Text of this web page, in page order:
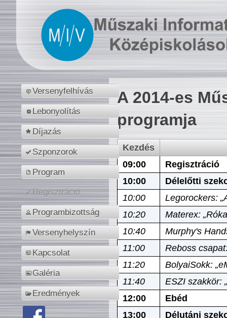
Versenyfelhívás
Lebonyolítás
Díjazás
Szponzorok
Program
Regisztráció
Programbizottság
Versenyhelyszín
Kapcsolat
Galéria
Eredmények
A 2014-es
programja
Kezdés
09:00
Regisztráció
10:00
Délelőtti
10:00
Legorockers:
10:20
Materex:
10:40
Murphy's
11:00
Reboss
11:20
BolyaiSokk:
11:40
ESZI szakkör:
12:00
Ebéd
13:00
Délutáni